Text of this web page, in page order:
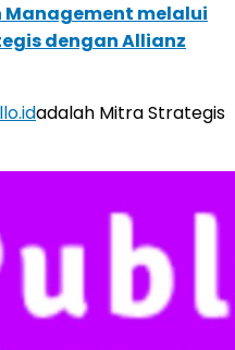
Management melalui
dengan Allianz
adalah Mitra Strategis